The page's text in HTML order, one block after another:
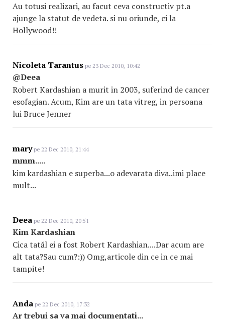
Au totusi realizari, au facut ceva constructiv pt.a
ajunge la statut de vedeta. si nu oriunde, ci la
Hollywood!!
Nicoleta Tarantus pe 23 Dec 2010, 10:42
@Deea
Robert Kardashian a murit in 2003, suferind de cancer
esofagian. Acum, Kim are un tata vitreg, in persoana
lui Bruce Jenner
marype 22 Dec 2010, 21:44
mmm.....
kim kardashian e superba...o adevarata diva..imi place
mult...
Deea pe 22 Dec 2010, 20:51
Kim Kardashian
Cica tatăl ei a fost Robert Kardashian....Dar acum are
alt tata?Sau cum?:)) Omg,articole din ce in ce mai
tampite!
Anda pe 22 Dec 2010, 17:32
Ar trebui sa va mai documentati...